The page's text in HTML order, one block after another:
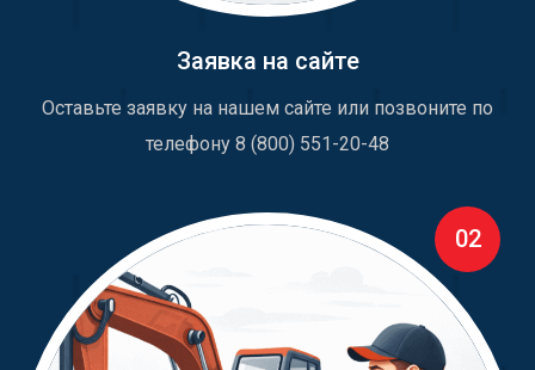
Заявка на сайте
Оставьте заявку на нашем сайте или позвоните по
телефону 8 (800) 551-20-48
02